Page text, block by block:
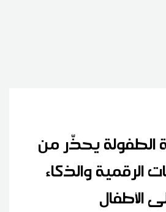
يحذّر من
الرقمية والذكاء
الأطفال